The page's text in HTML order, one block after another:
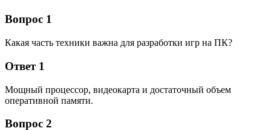
Вопрос 1
Какая часть техники важна для разработки игр на ПК?
Ответ 1
Мощный процессор, видеокарта и достаточный объем
оперативной памяти.
Вопрос 2